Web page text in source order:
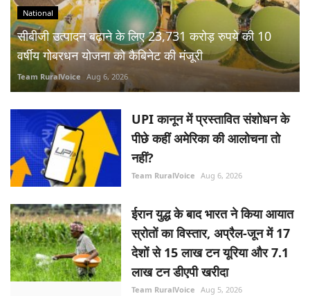
National
सीबीजी उत्पादन बढ़ाने के लिए 23,731 करोड़ रुपये की 10
वर्षीय गोबरधन योजना को कैबिनेट की मंजूरी
Team RuralVoice Aug 6, 2026
UPI कानून में प्रस्तावित संशोधन के
पीछे कहीं अमेरिका की आलोचना तो
नहीं?
Team RuralVoice Aug 6, 2026
ईरान युद्ध के बाद भारत ने किया आयात
स्रोतों का विस्तार, अप्रैल-जून में 17
देशों से 15 लाख टन यूरिया और 7.1
लाख टन डीएपी खरीदा
Team RuralVoice Aug 5, 2026